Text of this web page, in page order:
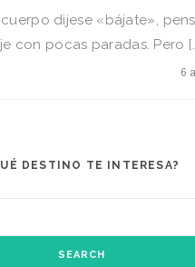
6
dijese «bájate»,
con pocas paradas. Pero
DESTINO TE INTERESA?